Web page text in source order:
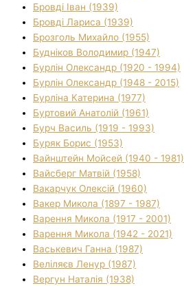
Бровді Іван (1939)
Бровді Лариса (1939)
Брозголь Михайло (1955)
Будніков Володимир (1947)
Бурлін Олександр (1920 - 1994)
Бурлін Олександр (1948 - 2015)
Бурліна Катерина (1977)
Буртовий Анатолій (1961)
Бурч Василь (1919 - 1993)
Буряк Борис (1953)
Вайнштейн Мойсей (1940 - 1981)
Вайсберг Матвій (1958)
Вакарчук Олексій (1960)
Вакер Микола (1897 - 1987)
Варення Микола (1917 - 2001)
Варення Микола (1942 - 2021)
Васькевич Ганна (1987)
Веліляєв Ленур (1987)
Вергун Наталія (1938)